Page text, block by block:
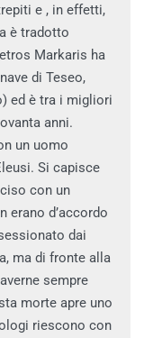
e , in effetti,
è tradotto
Markaris ha
di Teseo,
ed è tra i migliori
anni.
un uomo
Si capisce
con un
d’accordo
dai
ma di fronte alla
sempre
morte apre uno
riescono con